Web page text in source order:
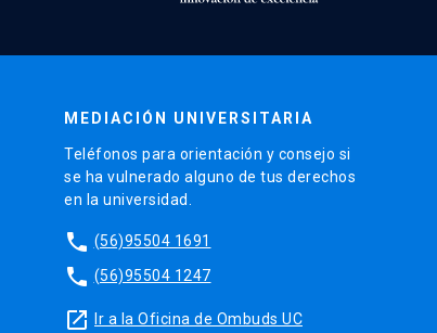
MEDIACIÓN UNIVERSITARIA
Teléfonos para orientación y consejo si
se ha vulnerado alguno de tus derechos
en la universidad.
phone (56)95504 1691
phone (56)95504 1247
launch Ir a la Oficina de Ombuds UC